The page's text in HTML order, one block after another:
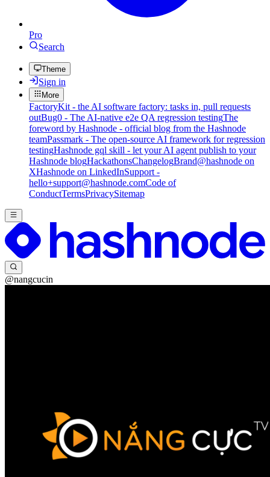
Pro
Search
Theme
Sign in
More
FactoryKit - the AI software factory: tasks in, pull requests
outBug0 - The AI-native e2e QA regression testingThe
foreword by Hashnode - official blog from the Hashnode
teamPassmark - The open-source AI framework for regression
testingHashnode gql skill - let your AI agent publish to your
Hashnode blogHackathonsChangelogBrand@hashnode on
XHashnode on LinkedInSupport -
hello+support@hashnode.comCode of
ConductTermsPrivacySitemap
@nangcucin